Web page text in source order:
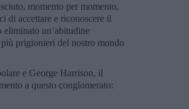
momento per momento,
di accettare e riconoscere il
eliminato un’abitudine
prigionieri del nostro mondo
e George Harrison, il
a questo conglomerato: